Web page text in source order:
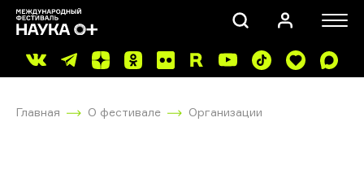
Главная О фестивале Организации